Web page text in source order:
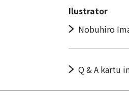
Ilustrator
Nobuhiro
Q & A kartu